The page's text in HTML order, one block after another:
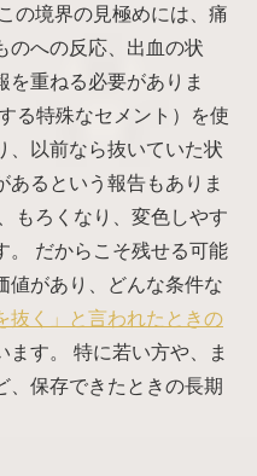
の境界の見極めには、痛
のへの反応、出血の状
を重ねる必要がありま
る特殊なセメント）を使
、以前なら抜いていた状
あるという報告もありま
もろくなり、変色しやす
。 だからこそ残せる可能
値があり、どんな条件な
抜く」と言われたときの
ます。 特に若い方や、ま
、保存できたときの長期